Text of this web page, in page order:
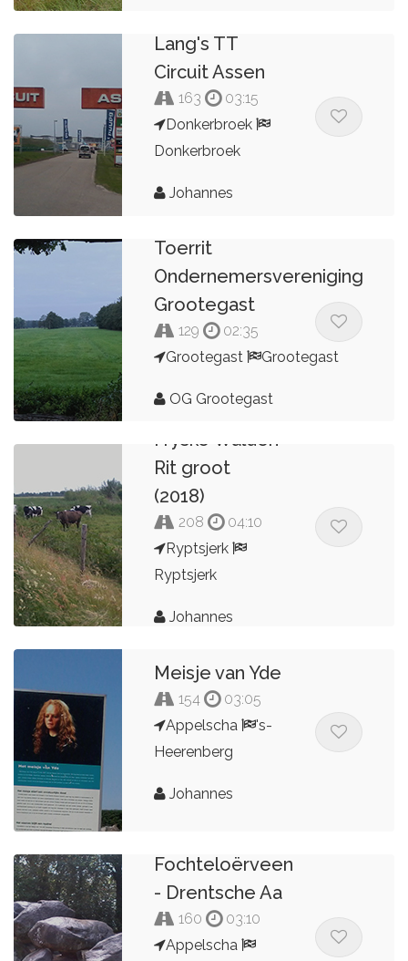
Lang's TT
Circuit Assen
163
03:15
Donkerbroek
Donkerbroek
Johannes
Toerrit
Ondernemersvereniging
Grootegast
129
02:35
Grootegast
Grootegast
OG Grootegast
Fryske Wâlden
Rit groot
(2018)
208
04:10
Ryptsjerk
Ryptsjerk
Johannes
Meisje van Yde
154
03:05
Appelscha
's-
Heerenberg
Johannes
Fochteloërveen
- Drentsche Aa
160
03:10
Appelscha